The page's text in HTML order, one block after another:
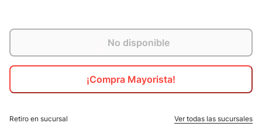
No disponible
¡Compra Mayorista!
Retiro en sucursal Ver todas las sucursales
9. jdy